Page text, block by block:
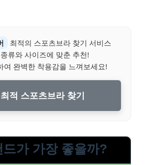
최적의 스포츠브라 찾기 서비스
류와 사이즈에 맞춘 추천!
여 완벽한 착용감을 느껴보세요!
최적 스포츠브라 찾기
드가 가장 좋을까?